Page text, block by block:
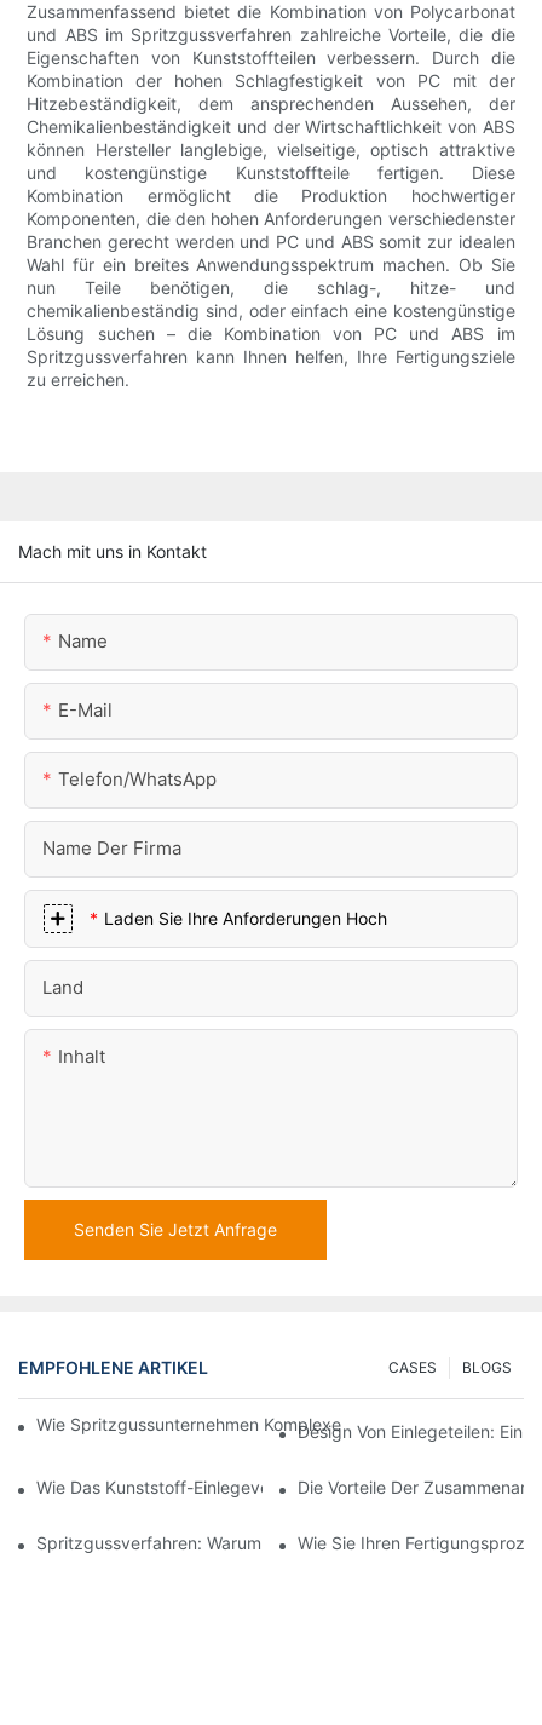
Zusammenfassend bietet die Kombination von Polycarbonat
und ABS im Spritzgussverfahren zahlreiche Vorteile, die die
Eigenschaften von Kunststoffteilen verbessern. Durch die
Kombination der hohen Schlagfestigkeit von PC mit der
Hitzebeständigkeit, dem ansprechenden Aussehen, der
Chemikalienbeständigkeit und der Wirtschaftlichkeit von ABS
können Hersteller langlebige, vielseitige, optisch attraktive
und kostengünstige Kunststoffteile fertigen. Diese
Kombination ermöglicht die Produktion hochwertiger
Komponenten, die den hohen Anforderungen verschiedenster
Branchen gerecht werden und PC und ABS somit zur idealen
Wahl für ein breites Anwendungsspektrum machen. Ob Sie
nun Teile benötigen, die schlag-, hitze- und
chemikalienbeständig sind, oder einfach eine kostengünstige
Lösung suchen – die Kombination von PC und ABS im
Spritzgussverfahren kann Ihnen helfen, Ihre Fertigungsziele
zu erreichen.
Mach mit uns in Kontakt
Name
E-Mail
Telefon/WhatsApp
Name Der Firma
Laden Sie Ihre Anforderungen Hoch
Land
Inhalt
Senden Sie Jetzt Anfrage
EMPFOHLENE ARTIKEL BLOGS
CASES
Wie Spritzgussunternehmen Komplexe Designanforderungen
Design Von Einlegeteilen: Ein
Wie Das Kunststoff-Einlegeverfahren Für Hochpräzise
Die Vorteile Der
Spritzgussverfahren: Warum Es Die Beste Wahl Für Langlebige
Wie Sie Ihren